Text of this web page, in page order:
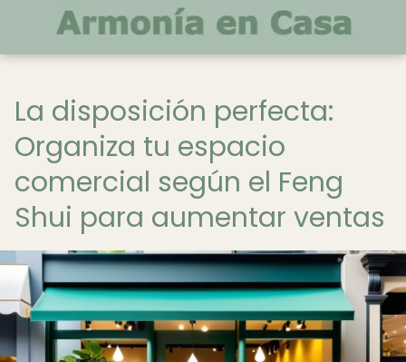
La disposición perfecta:
Organiza tu espacio
comercial según el Feng
Shui para aumentar ventas